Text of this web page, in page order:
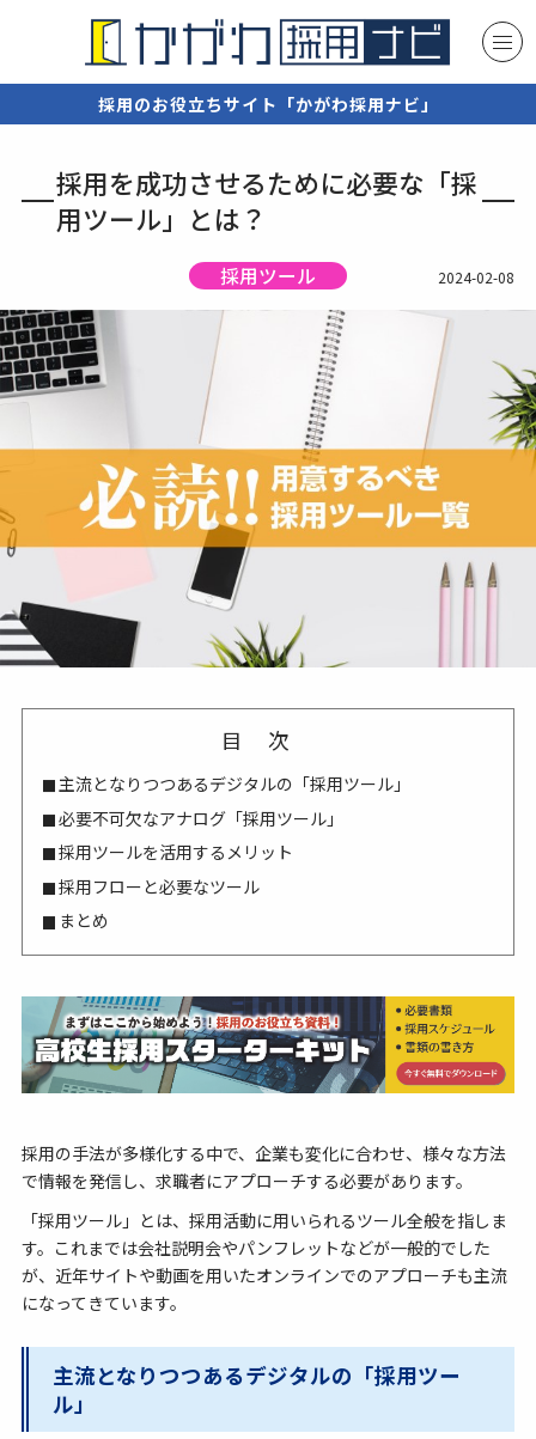
採用のお役立ちサイト「かがわ採用ナビ」
採用を成功させるために必要な「採
用ツール」とは？
採用ツール 2024-02-08
目次
主流となりつつあるデジタルの「採用ツール」
必要不可欠なアナログ「採用ツール」
採用ツールを活用するメリット
採用フローと必要なツール
まとめ
採用の手法が多様化する中で、企業も変化に合わせ、様々な方法
で情報を発信し、求職者にアプローチする必要があります。
「採用ツール」とは、採用活動に用いられるツール全般を指しま
す。これまでは会社説明会やパンフレットなどが一般的でした
が、近年サイトや動画を用いたオンラインでのアプローチも主流
になってきています。
主流となりつつあるデジタルの「採用ツー
ル」